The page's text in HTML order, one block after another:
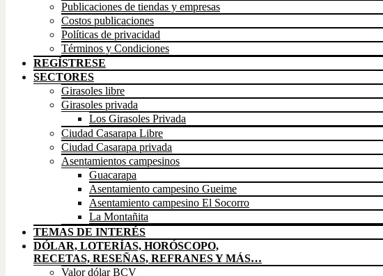
Publicaciones de tiendas y empresas
Costos publicaciones
Políticas de privacidad
Términos y Condiciones
REGÍSTRESE
SECTORES
Girasoles libre
Girasoles privada
Los Girasoles Privada
Ciudad Casarapa Libre
Ciudad Casarapa privada
Asentamientos campesinos
Guacarapa
Asentamiento campesino Gueime
Asentamiento campesino El Socorro
La Montañita
TEMAS DE INTERÉS
DÓLAR, LOTERÍAS, HORÓSCOPO,
RECETAS, RESEÑAS, REFRANES Y MÁS…
Valor dólar BCV